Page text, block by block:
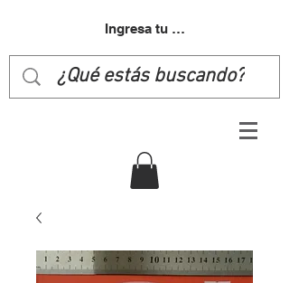
Ingresa tu usuairo